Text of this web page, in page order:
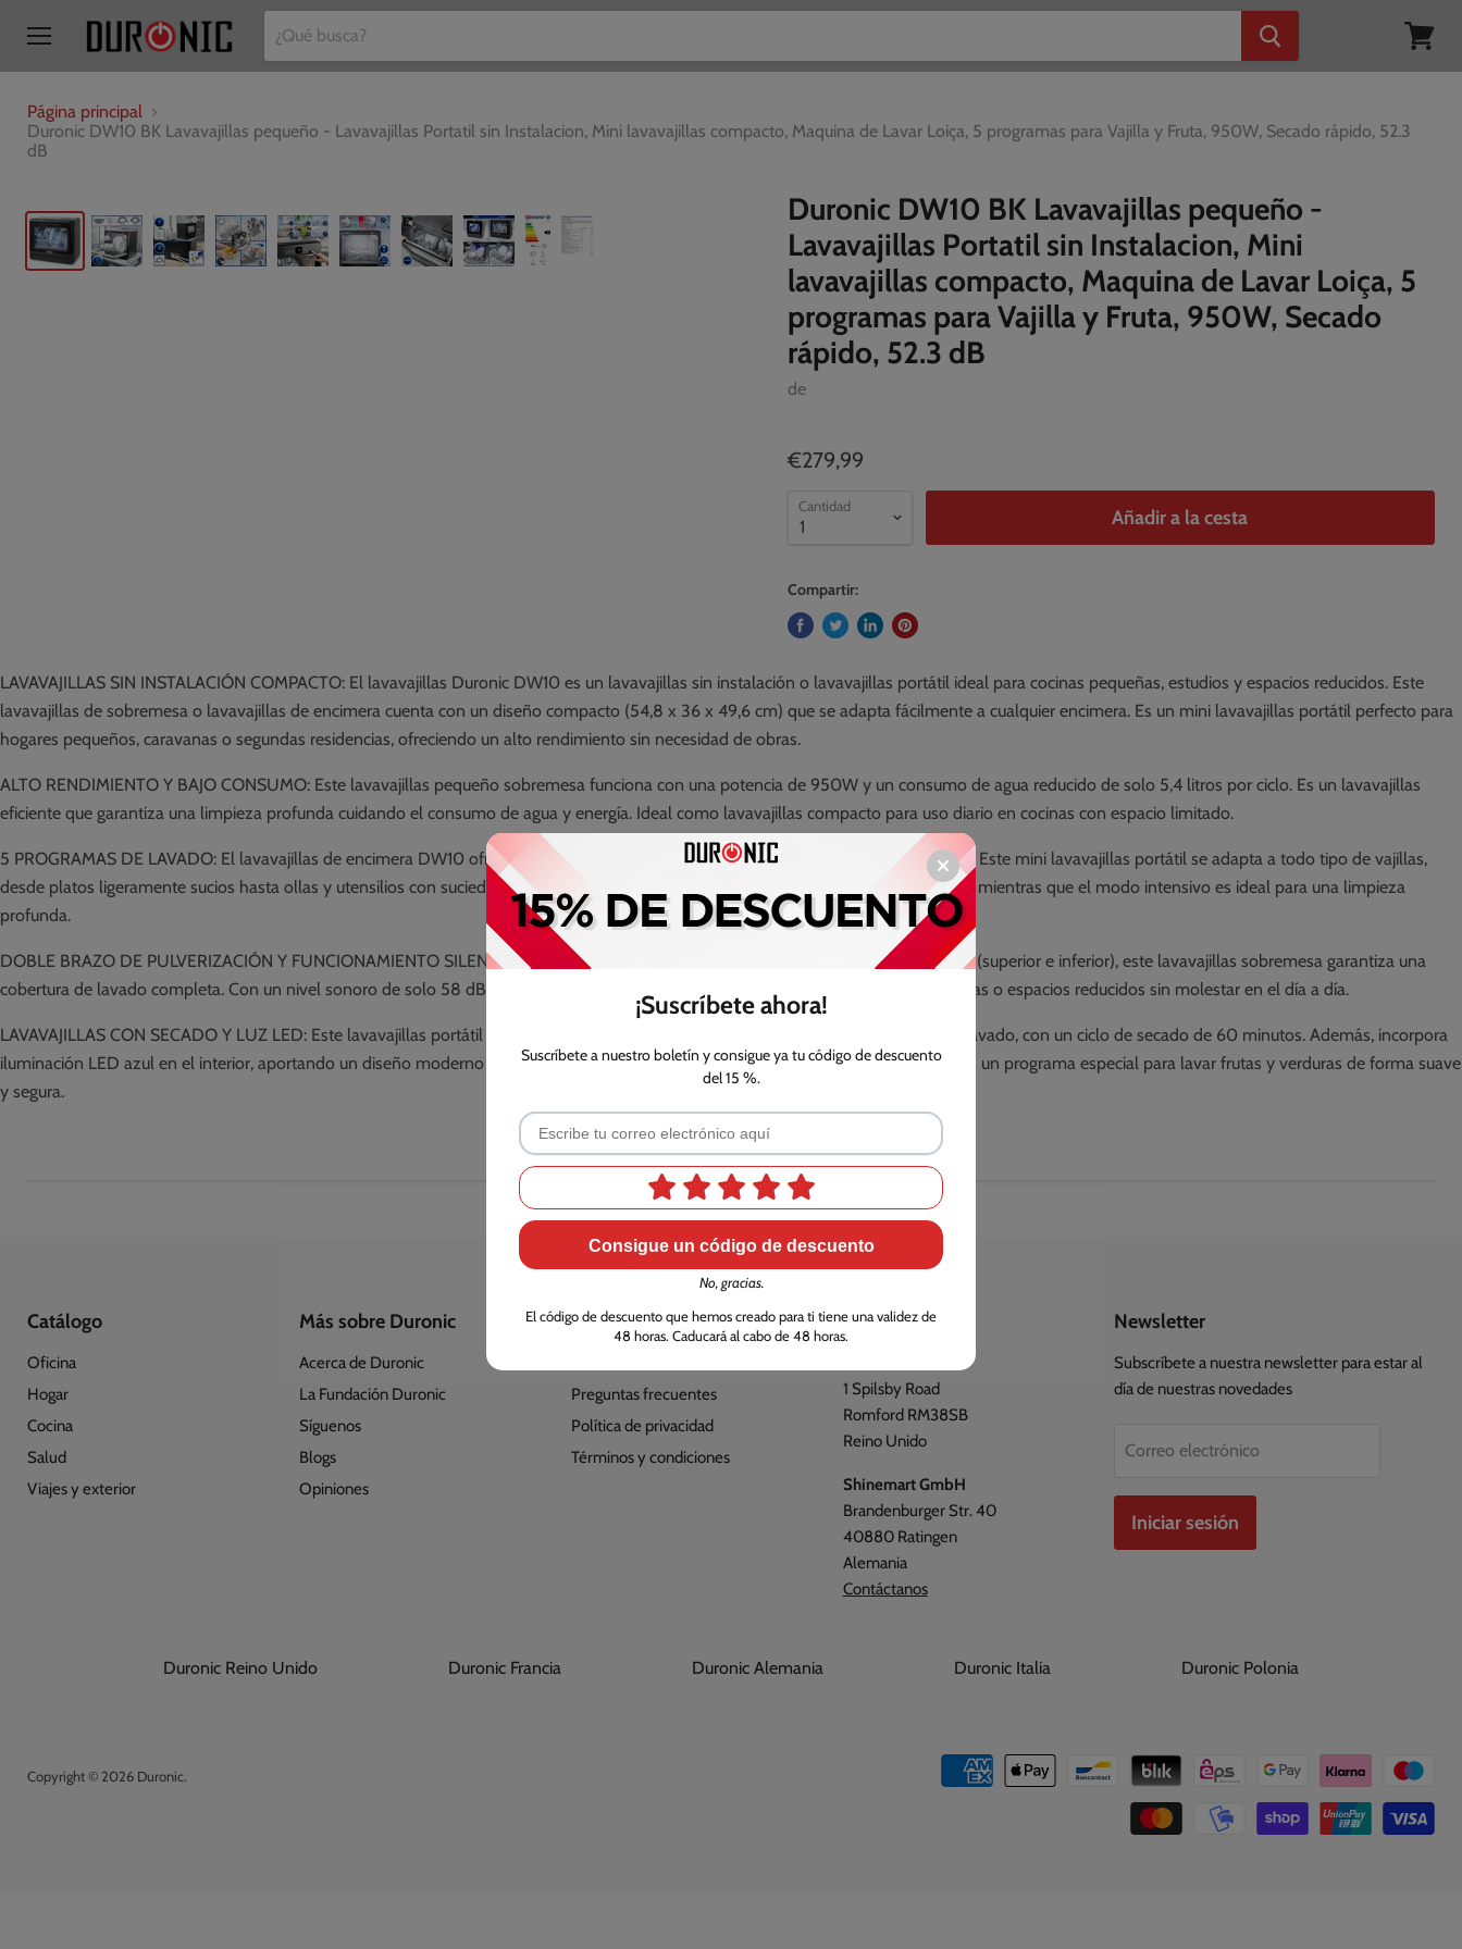
mi
Página principal
Duronic DW10 BK Lavavajillas pequeño - Lavavajillas Portatil sin Instalacion, Mini lavavajillas compacto, Maquina de Lavar Loiça, 5 programas para Vajilla y Fruta, 950W, Secado rápido, 52.3
dB
Duronic DW10 BK Lavavajillas pequeño -
Lavavajillas Portatil sin Instalacion, Mini
lavavajillas compacto, Maquina de Lavar Loiça, 5
programas para Vajilla y Fruta, 950W, Secado
rápido, 52.3 dB
de
€279,99
Cantidad Añadir a la cesta
Compartir:
LAVAVAJILLAS SIN INSTALACIÓN COMPACTO: El lavavajillas Duronic DW10 es un lavavajillas sin instalación o lavavajillas portátil ideal para cocinas pequeñas, estudios y espacios reducidos. Este
lavavajillas de sobremesa o lavavajillas de encimera cuenta con un diseño compacto (54,8 x 36 x 49,6 cm) que se adapta fácilmente a cualquier encimera. Es un mini lavavajillas portátil perfecto para
hogares pequeños, caravanas o segundas residencias, ofreciendo un alto rendimiento sin necesidad de obras.
ALTO RENDIMIENTO Y BAJO CONSUMO: Este lavavajillas pequeño sobremesa funciona con una potencia de 950W y un consumo de agua reducido de solo 5,4 litros por ciclo. Es un lavavajillas
eficiente que garantiza una limpieza profunda cuidando el consumo de agua y energía. Ideal como lavavajillas compacto para uso diario en cocinas con espacio limitado.
5 PROGRAMAS DE LAVADO: El lavavajillas de encimera DW10 ofrece 5 programas de lavado: normal, eco, rápido, intensivo y frutas. Este mini lavavajillas portátil se adapta a todo tipo de vajillas,
desde platos ligeramente sucios hasta ollas y utensilios con suciedad incrustada. El programa eco permite ahorrar agua y electricidad, mientras que el modo intensivo es ideal para una limpieza
profunda.
DOBLE BRAZO DE PULVERIZACIÓN Y FUNCIONAMIENTO SILENCIOSO: Equipado con un sistema de doble brazo de pulverización (superior e inferior), este lavavajillas sobremesa garantiza una
cobertura de lavado completa. Con un nivel sonoro de solo 58 dB, es un lavavajillas pequeño silencioso, perfecto para cocinas abiertas o espacios reducidos sin molestar en el día a día.
LAVAVAJILLAS CON SECADO Y LUZ LED: Este lavavajillas portátil incluye función de secado que deja la vajilla lista para usar tras el lavado, con un ciclo de secado de 60 minutos. Además, incorpora
iluminación LED azul en el interior, aportando un diseño moderno y permitiendo visualizar el proceso de lavado. También cuenta con un programa especial para lavar frutas y verduras de forma suave
y segura.
Catálogo
Oficina
Hogar
Cocina
Salud
Viajes y exterior
Más sobre Duronic
Acerca de Duronic
La Fundación Duronic
Síguenos
Blogs
Opiniones
Información
Preguntas frecuentes
Política de privacidad
Términos y condiciones
Dirección
1 Spilsby Road
Romford RM38SB
Reino Unido
Shinemart GmbH
Brandenburger Str. 40
40880 Ratingen
Alemania
Contáctanos
Newsletter
Subscríbete a nuestra newsletter para estar al
día de nuestras novedades
Correo electrónico
Iniciar sesión
Duronic Reino Unido Duronic Francia Duronic Alemania Duronic Italia Duronic Polonia
Copyright © 2026 Duronic.
¡Suscríbete ahora!
Suscríbete a nuestro boletín y consigue ya tu código de descuento
del 15 %.
Consigue un código de descuento
No, gracias.
El código de descuento que hemos creado para ti tiene una validez de
48 horas. Caducará al cabo de 48 horas.